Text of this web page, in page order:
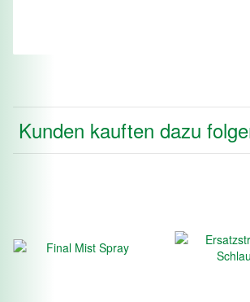
Kunden kauften dazu